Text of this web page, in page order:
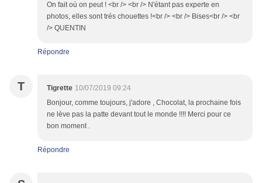
On fait où on peut ! <br /> <br /> N'étant pas experte en
photos, elles sont trés chouettes !<br /> <br /> Bises<br /> <br
/> QUENTIN
Répondre
T Tigrette 10/07/2019 09:24
Bonjour, comme toujours, j'adore , Chocolat, la prochaine fois
ne lève pas la patte devant tout le monde !!!! Merci pour ce
bon moment .
Répondre